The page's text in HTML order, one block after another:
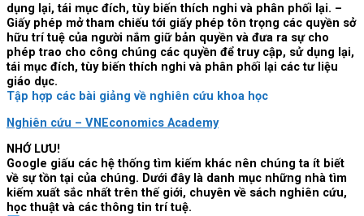
dụng lại, tái mục đích, tùy biến thích nghi và phân phối lại. –
Giấy phép mở tham chiếu tới giấy phép tôn trọng các quyền sở
hữu trí tuệ của người nắm giữ bản quyền và đưa ra sự cho
phép trao cho công chúng các quyền để truy cập, sử dụng lại,
tái mục đích, tùy biến thích nghi và phân phối lại các tư liệu
giáo dục.
Tập hợp các bài giảng về nghiên cứu khoa học
Nghiên cứu – VNEconomics Academy
NHỚ LƯU!
Google giấu các hệ thống tìm kiếm khác nên chúng ta ít biết
về sự tồn tại của chúng. Dưới đây là danh mục những nhà tìm
kiếm xuất sắc nhất trên thế giới, chuyên về sách nghiên cứu,
học thuật và các thông tin trí tuệ.